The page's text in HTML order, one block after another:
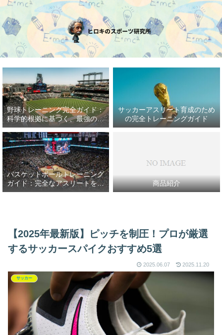
野球トレーニング完全ガイド：
科学的根拠に基づく、最強の野
球アスリート育成プラン
サッカーアスリート育成のため
の完全トレーニングガイド
バスケットボールトレーニング
ガイド：完全なアスリートを目
指して
商品紹介
【2025年最新版】ピッチを制圧！プロが厳選
するサッカースパイクおすすめ5選
2025.06.07 2025.11.20
サッカー